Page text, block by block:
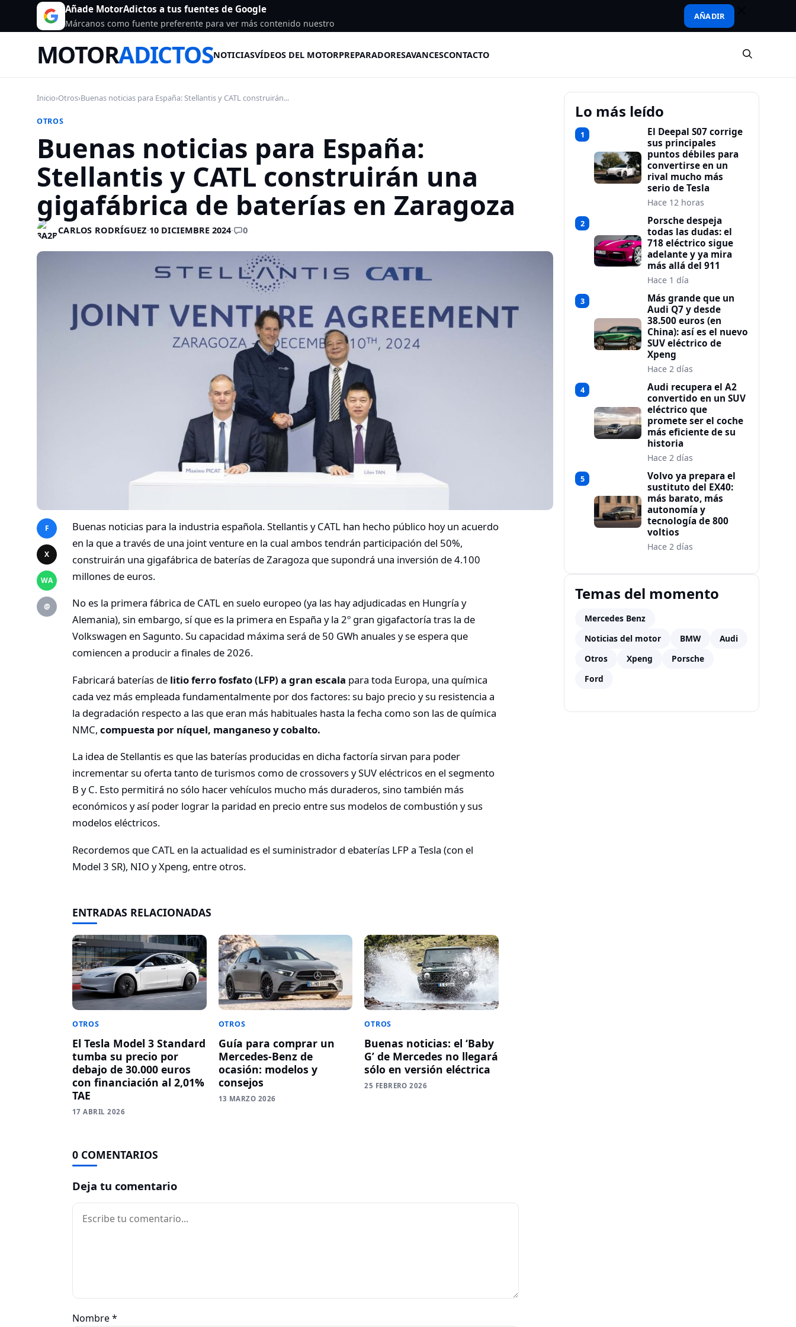
Añade MotorAdictos a tus fuentes de Google
Márcanos como fuente preferente para ver más contenido nuestro
AÑADIR
MOTORADICTOSNOTICIASVÍDEOS DEL MOTORPREPARADORESAVANCESCONTACTO
Inicio›Otros›Buenas noticias para España: Stellantis y CATL construirán...
OTROS
Buenas noticias para España:
Stellantis y CATL construirán una
gigafábrica de baterías en Zaragoza
CARLOS RODRÍGUEZ·10 DICIEMBRE 2024· 0
F
X
WA
@
Buenas noticias para la industria española. Stellantis y CATL han hecho público hoy un acuerdo
en la que a través de una joint venture en la cual ambos tendrán participación del 50%,
construirán una gigafábrica de baterías de Zaragoza que supondrá una inversión de 4.100
millones de euros.
No es la primera fábrica de CATL en suelo europeo (ya las hay adjudicadas en Hungría y
Alemania), sin embargo, sí que es la primera en España y la 2º gran gigafactoría tras la de
Volkswagen en Sagunto. Su capacidad máxima será de 50 GWh anuales y se espera que
comiencen a producir a finales de 2026.
Fabricará baterías de litio ferro fosfato (LFP) a gran escala para toda Europa, una química
cada vez más empleada fundamentalmente por dos factores: su bajo precio y su resistencia a
la degradación respecto a las que eran más habituales hasta la fecha como son las de química
NMC, compuesta por níquel, manganeso y cobalto.
La idea de Stellantis es que las baterías producidas en dicha factoría sirvan para poder
incrementar su oferta tanto de turismos como de crossovers y SUV eléctricos en el segmento
B y C. Esto permitirá no sólo hacer vehículos mucho más duraderos, sino también más
económicos y así poder lograr la paridad en precio entre sus modelos de combustión y sus
modelos eléctricos.
Recordemos que CATL en la actualidad es el suministrador d ebaterías LFP a Tesla (con el
Model 3 SR), NIO y Xpeng, entre otros.
ENTRADAS RELACIONADAS
OTROS
El Tesla Model 3 Standard
tumba su precio por
debajo de 30.000 euros
con financiación al 2,01%
TAE
17 ABRIL 2026
OTROS
Guía para comprar un
Mercedes-Benz de
ocasión: modelos y
consejos
13 MARZO 2026
OTROS
Buenas noticias: el ‘Baby
G’ de Mercedes no llegará
sólo en versión eléctrica
25 FEBRERO 2026
0 COMENTARIOS
Deja tu comentario
Comentario
Nombre*
Lo más leído
1
El Deepal S07 corrige
sus principales
puntos débiles para
convertirse en un
rival mucho más
serio de Tesla
Hace 12 horas
2
Porsche despeja
todas las dudas: el
718 eléctrico sigue
adelante y ya mira
más allá del 911
Hace 1 día
3
Más grande que un
Audi Q7 y desde
38.500 euros (en
China): así es el nuevo
SUV eléctrico de
Xpeng
Hace 2 días
4
Audi recupera el A2
convertido en un SUV
eléctrico que
promete ser el coche
más eficiente de su
historia
Hace 2 días
5
Volvo ya prepara el
sustituto del EX40:
más barato, más
autonomía y
tecnología de 800
voltios
Hace 2 días
Temas del momento
Mercedes Benz
Noticias del motor
BMW
Audi
Otros
Xpeng
Porsche
Ford